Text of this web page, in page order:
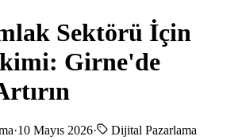
Sektörü İçin
Girne'de
·10 Mayıs 2026·
Dijital Pazarlama